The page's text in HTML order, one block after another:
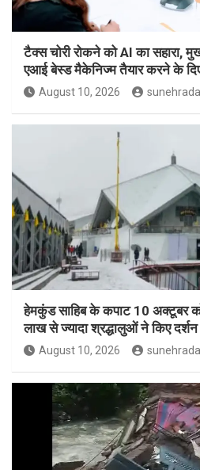
टैक्स चोरी रोकने को AI का सहारा,
एआई बेस्ड मैकेनिज्म तैयार करने के दिए
August 10, 2026
हेमकुंड साहिब के कपाट 10 अक्टूबर
लाख से ज्यादा श्रद्धालुओं ने किए दर्शन
August 10, 2026